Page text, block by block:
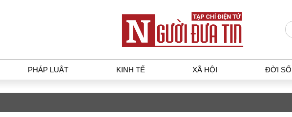
PHÁP LUẬT KINH TẾ XÃ HỘI ĐỜI